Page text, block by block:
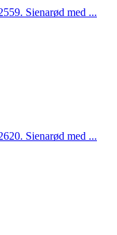
Sienarød med ...
Sienarød med ...